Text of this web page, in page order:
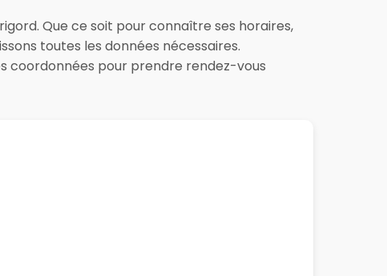
Que ce soit pour connaître ses horaires,
toutes les données nécessaires.
coordonnées pour prendre rendez-vous